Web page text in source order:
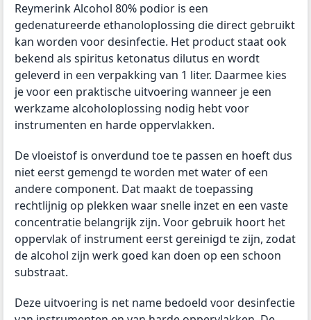
Reymerink Alcohol 80% podior is een
gedenatureerde ethanoloplossing die direct gebruikt
kan worden voor desinfectie. Het product staat ook
bekend als spiritus ketonatus dilutus en wordt
geleverd in een verpakking van 1 liter. Daarmee kies
je voor een praktische uitvoering wanneer je een
werkzame alcoholoplossing nodig hebt voor
instrumenten en harde oppervlakken.
De vloeistof is onverdund toe te passen en hoeft dus
niet eerst gemengd te worden met water of een
andere component. Dat maakt de toepassing
rechtlijnig op plekken waar snelle inzet en een vaste
concentratie belangrijk zijn. Voor gebruik hoort het
oppervlak of instrument eerst gereinigd te zijn, zodat
de alcohol zijn werk goed kan doen op een schoon
substraat.
Deze uitvoering is net name bedoeld voor desinfectie